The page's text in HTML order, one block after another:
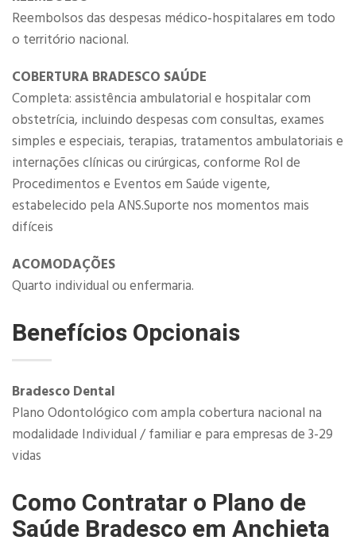
Reembolsos das despesas médico‐hospitalares em todo
o território nacional.
COBERTURA BRADESCO SAÚDE
Completa: assistência ambulatorial e hospitalar com
obstetrícia, incluindo despesas com consultas, exames
simples e especiais, terapias, tratamentos ambulatoriais e
internações clínicas ou cirúrgicas, conforme Rol de
Procedimentos e Eventos em Saúde vigente,
estabelecido pela ANS.Suporte nos momentos mais
difíceis​
ACOMODAÇÕES
Quarto individual ou enfermaria.
Benefícios Opcionais
​Bradesco Dental
Plano Odontológico com ampla cobertura nacional na
modalidade Individual / familiar e para empresas de 3-29
vidas
Como Contratar o Plano de
Saúde Bradesco em Anchieta